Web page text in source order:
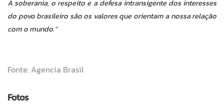
A soberania, o respeito e a defesa intransigente dos interesses
do povo brasileiro são os valores que orientam a nossa relação
com o mundo."
Fonte: Agencia Brasil
Fotos